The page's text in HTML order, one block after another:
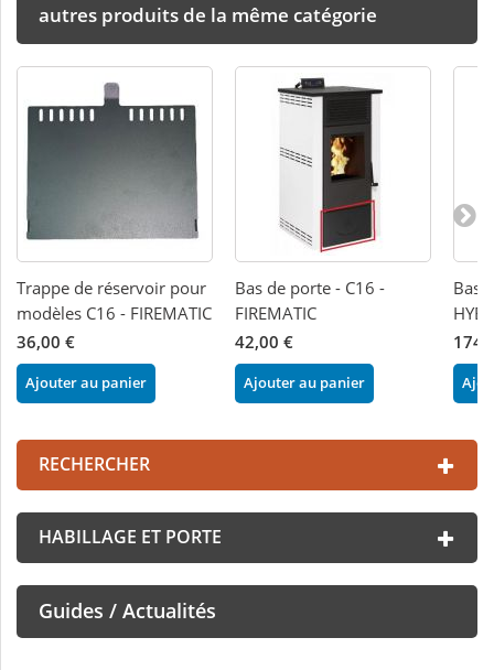
autres produits de la même catégorie
Trappe de réservoir pour
modèles C16 - FIREMATIC
36,00 €
Ajouter au panier
Bas de porte - C16 -
FIREMATIC
42,00 €
Ajouter au panier
Bas
RECHERCHER
HABILLAGE ET PORTE
Guides / Actualités